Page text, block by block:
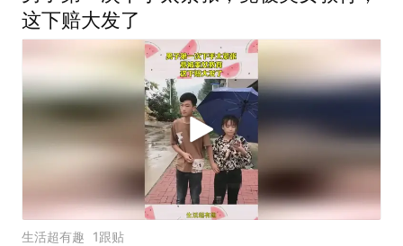
这下赔大发了
生活超有趣 1跟贴